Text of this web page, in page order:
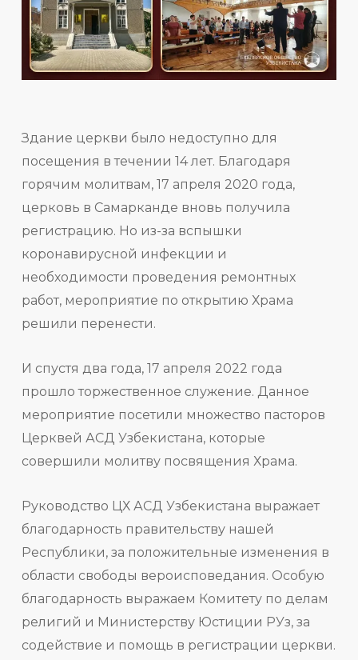
Здание церкви было недоступно для
посещения в течении 14 лет. Благодаря
горячим молитвам, 17 апреля 2020 года,
церковь в Самарканде вновь получила
регистрацию. Но из-за вспышки
коронавирусной инфекции и
необходимости проведения ремонтных
работ, мероприятие по открытию Храма
решили перенести.
И спустя два года, 17 апреля 2022 года
прошло торжественное служение. Данное
мероприятие посетили множество пасторов
Церквей АСД Узбекистана, которые
совершили молитву посвящения Храма.
Руководство ЦХ АСД Узбекистана выражает
благодарность правительству нашей
Республики, за положительные изменения в
области свободы вероисповедания. Особую
благодарность выражаем Комитету по делам
религий и Министерству Юстиции РУз, за
содействие и помощь в регистрации церкви.